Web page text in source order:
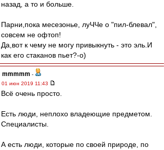
назад, а то и больше.
Парни,пока месезонье, луЧЧе о "пил-блевал",
совсем не офтоп!
Да,вот к чему не могу привыкнуть - это эль.И
как его стаканов пьет?-о)
mmmmm -
01 июн 2019 11:43
Всё очень просто.
Есть люди, неплохо владеющие предметом.
Специалисты.
А есть люди, которые по своей природе, по